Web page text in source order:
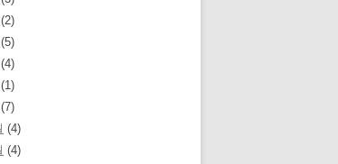
(2)
(5)
(4)
(1)
(7)
(4)
(4)